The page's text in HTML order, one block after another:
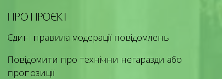
ПРО ПРОЄКТ
Єдині правила модерації повідомлень
Повідомити про технічни негаразди або
пропозиції